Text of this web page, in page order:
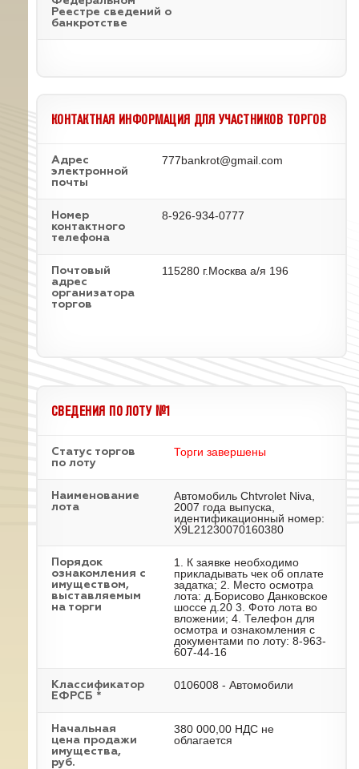
Реестре сведений о
банкротстве
КОНТАКТНАЯ ИНФОРМАЦИЯ ДЛЯ УЧАСТНИКОВ ТОРГОВ
Адрес
электронной
почты
777bankrot@gmail.com
Номер
контактного
телефона
8-926-934-0777
Почтовый
адрес
организатора
торгов
115280 г.Москва а/я 196
СВЕДЕНИЯ ПО ЛОТУ №1
Статус торгов
по лоту
Торги завершены
Наименование
лота
Автомобиль Chtvrolet Niva,
2007 года выпуска,
идентификационный номер:
X9L21230070160380
Порядок
ознакомления с
имуществом,
выставляемым
на торги
1. К заявке необходимо
прикладывать чек об оплате
задатка; 2. Место осмотра
лота: д.Борисово Данковское
шоссе д.20 3. Фото лота во
вложении; 4. Телефон для
осмотра и ознакомления с
документами по лоту: 8-963-
607-44-16
Классификатор
ЕФРСБ *
0106008 - Автомобили
Начальная
цена продажи
имущества,
руб.
380 000,00 НДС не
облагается